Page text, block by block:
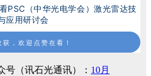
，欢迎点赞在看！
号（讯石光通讯）： 10月